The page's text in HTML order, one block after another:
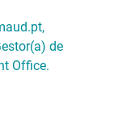
de
Office.